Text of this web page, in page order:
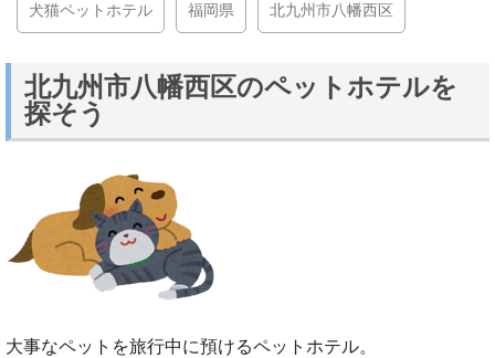
犬猫ペットホテル 福岡県 北九州市八幡西区
北九州市八幡西区のペットホテルを
探そう
大事なペットを旅行中に預けるペットホテル。